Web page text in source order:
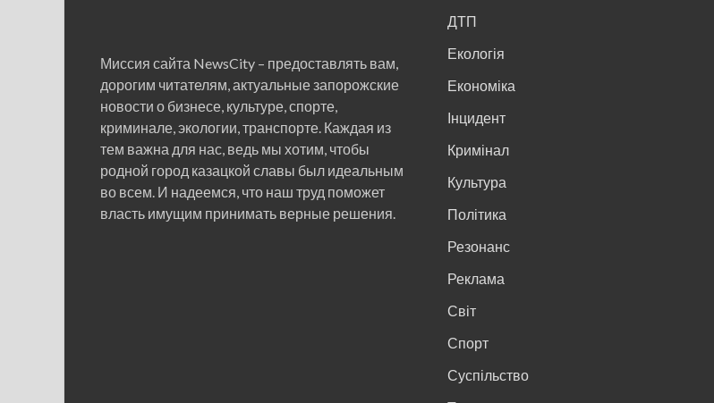
Миссия сайта NewsCity – предоставлять вам,
дорогим читателям, актуальные запорожские
новости о бизнесе, культуре, спорте,
криминале, экологии, транспорте. Каждая из
тем важна для нас, ведь мы хотим, чтобы
родной город казацкой славы был идеальным
во всем. И надеемся, что наш труд поможет
власть имущим принимать верные решения.
ДТП
Екологія
Економіка
Інцидент
Кримінал
Культура
Політика
Резонанс
Реклама
Світ
Спорт
Суспільство